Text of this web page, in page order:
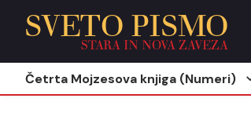
SVETO PISMO
STARA IN NOVA ZAVEZA
Četrta Mojzesova knjiga (Numeri)